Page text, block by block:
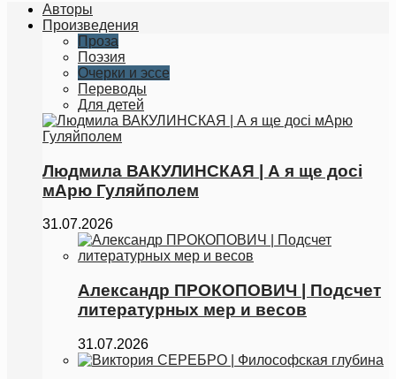
Авторы
Произведения
Проза
Поэзия
Очерки и эссе
Переводы
Для детей
Людмила ВАКУЛИНСКАЯ | А я ще досі
мАрю Гуляйполем
31.07.2026
Александр ПРОКОПОВИЧ | Подсчет
литературных мер и весов
31.07.2026